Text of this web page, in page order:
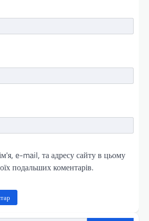
e-mail, та адресу сайту в цьому
подальших коментарів.